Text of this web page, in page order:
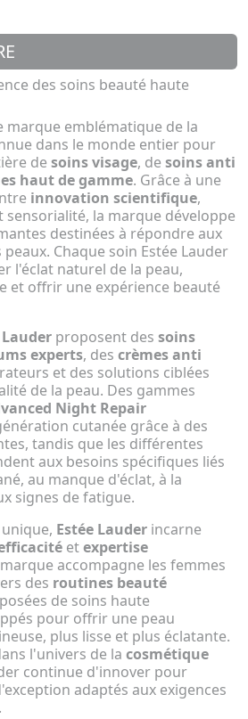
des soins beauté haute
marque emblématique de la
dans le monde entier pour
de soins visage, de soins anti
haut de gamme. Grâce à une
innovation scientifique,
sensorialité, la marque développe
destinées à répondre aux
Chaque soin Estée Lauder
l'éclat naturel de la peau,
et offrir une expérience beauté
Lauder proposent des soins
experts, des crèmes anti
et des solutions ciblées
de la peau. Des gammes
Night Repair
cutanée grâce à des
tandis que les différentes
aux besoins spécifiques liés
au manque d'éclat, à la
signes de fatigue.
Estée Lauder incarne
etexpertise
marque accompagne les femmes
des routines beauté
de soins haute
pour offrir une peau
plus lisse et plus éclatante.
l'univers de la cosmétique
continue d'innover pour
adaptés aux exigences